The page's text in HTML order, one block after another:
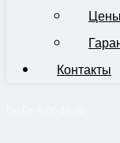
Цены
Контакты